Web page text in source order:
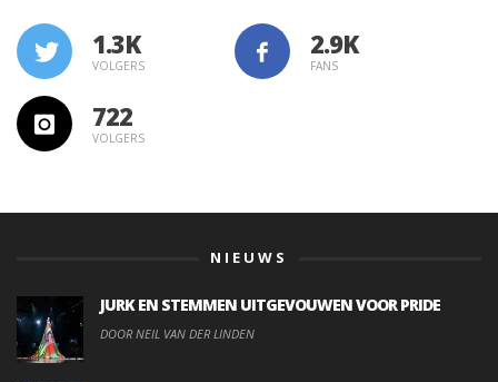
1.3K
VOLGERS FANS
722
VOLGERS
NIEUWS
JURK EN STEMMEN UITGEVOUWEN VOOR PRIDE
DOOR NEIL VAN DER LINDEN